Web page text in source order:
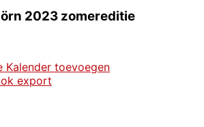
2023 zomereditie
Kalender toevoegen
export